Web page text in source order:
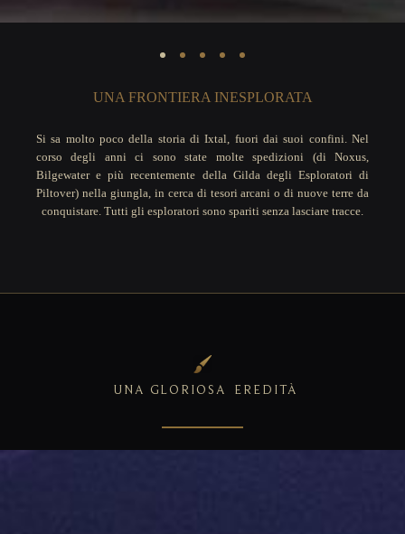
UNA FRONTIERA INESPLORATA
Si sa molto poco della storia di Ixtal, fuori dai suoi confini. Nel
corso degli anni ci sono state molte spedizioni (di Noxus,
Bilgewater e più recentemente della Gilda degli Esploratori di
Piltover) nella giungla, in cerca di tesori arcani o di nuove terre da
conquistare. Tutti gli esploratori sono spariti senza lasciare tracce.
UNA GLORIOSA EREDITÀ